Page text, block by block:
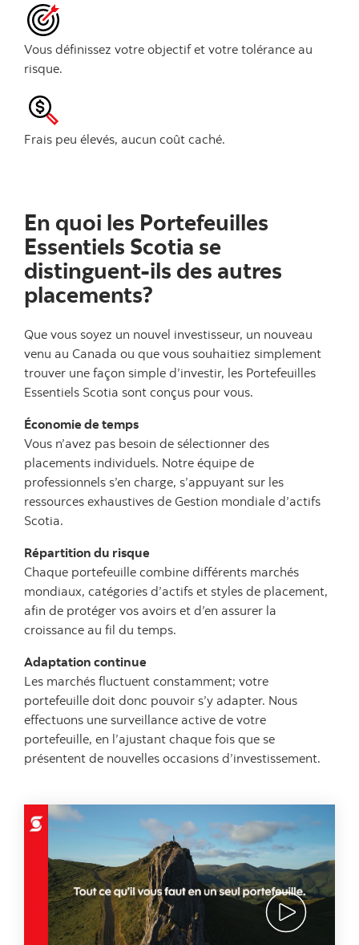
Vous définissez votre objectif et votre tolérance au
risque.
Frais peu élevés, aucun coût caché.
En quoi les Portefeuilles
Essentiels Scotia se
distinguent-ils des autres
placements?
Que vous soyez un nouvel investisseur, un nouveau
venu au Canada ou que vous souhaitiez simplement
trouver une façon simple d’investir, les Portefeuilles
Essentiels Scotia sont conçus pour vous.
Économie de temps
Vous n’avez pas besoin de sélectionner des
placements individuels. Notre équipe de
professionnels s’en charge, s’appuyant sur les
ressources exhaustives de Gestion mondiale d’actifs
Scotia.
Répartition du risque
Chaque portefeuille combine différents marchés
mondiaux, catégories d’actifs et styles de placement,
afin de protéger vos avoirs et d’en assurer la
croissance au fil du temps.
Adaptation continue
Les marchés fluctuent constamment; votre
portefeuille doit donc pouvoir s’y adapter. Nous
effectuons une surveillance active de votre
portefeuille, en l’ajustant chaque fois que se
présentent de nouvelles occasions d’investissement.